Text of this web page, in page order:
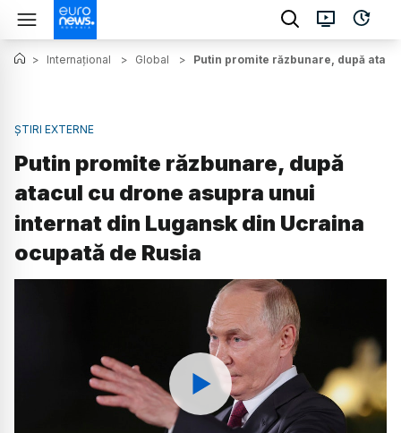
> Internațional > Global > Putin promite răzbunare, după
ȘTIRI EXTERNE
Putin promite răzbunare, după
atacul cu drone asupra unui
internat din Lugansk din Ucraina
ocupată de Rusia
Watch